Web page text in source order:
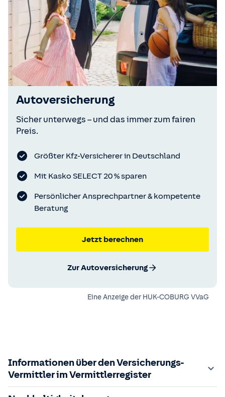
Autoversicherung
Sicher unterwegs – und das immer zum fairen
Preis.
Größter Kfz-Versicherer in Deutschland
Mit Kasko SELECT 20 % sparen
Persönlicher Ansprechpartner & kompetente
Beratung
Jetzt berechnen
Zur Autoversicherung
Eine Anzeige der HUK-COBURG VVaG
Informationen über den Versicherungs-
Vermittler im Vermittlerregister